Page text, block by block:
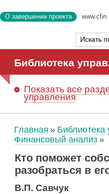
О завершении проекта
Библиотека
Показать все
управления
Главная
Библиотека
Финансовый анализ
Кто поможет
разобраться в
В.П. Савчук